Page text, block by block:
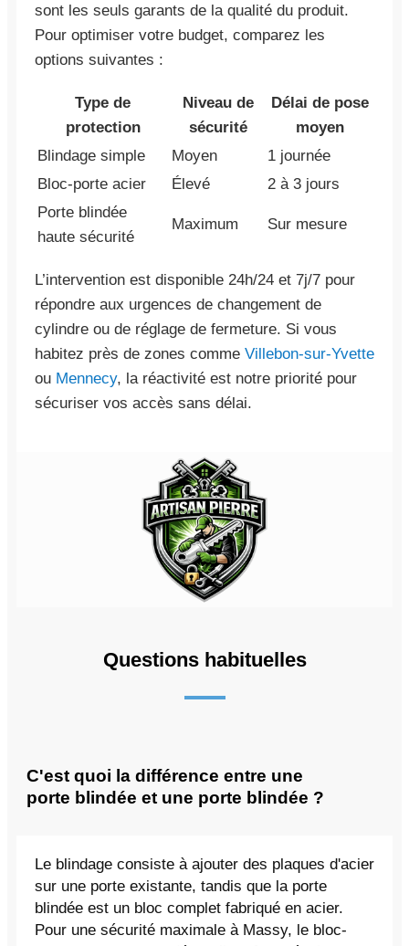
sont les seuls garants de la qualité du produit.
Pour optimiser votre budget, comparez les
options suivantes :
Type de
protection
Niveau de
sécurité
Délai de pose
moyen
Blindage simple
Moyen
1 journée
Bloc-porte acier
Élevé
2 à 3 jours
Porte blindée
haute sécurité
Maximum Sur mesure
L’intervention est disponible 24h/24 et 7j/7 pour
répondre aux urgences de changement de
cylindre ou de réglage de fermeture. Si vous
habitez près de zones comme Villebon-sur-Yvette
ou Mennecy, la réactivité est notre priorité pour
sécuriser vos accès sans délai.
Questions habituelles
C'est quoi la différence entre une
porte blindée et une porte blindée ?
Le blindage consiste à ajouter des plaques d'acier
sur une porte existante, tandis que la porte
blindée est un bloc complet fabriqué en acier.
Pour une sécurité maximale à Massy, le bloc-